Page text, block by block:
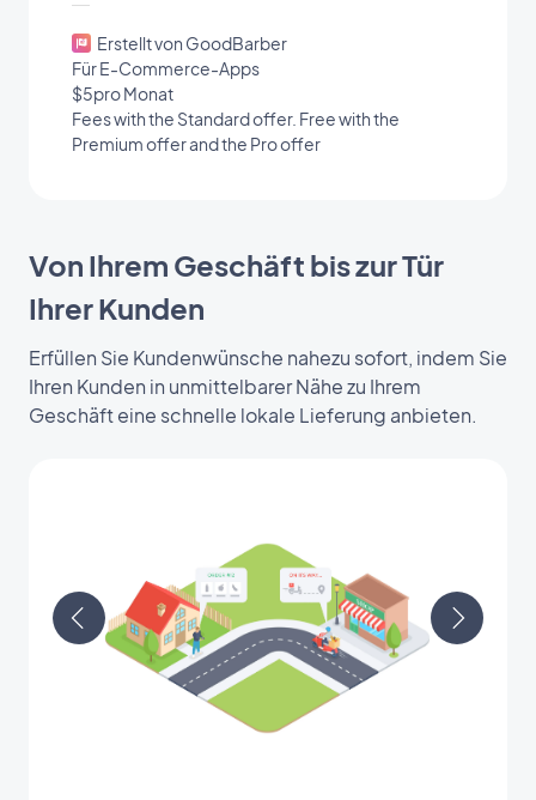
Erstellt von GoodBarber
Für E-Commerce-Apps
$5pro Monat
Fees with the Standard offer. Free with the
Premium offer and the Pro offer
Von Ihrem Geschäft bis zur Tür
Ihrer Kunden
Erfüllen Sie Kundenwünsche nahezu sofort, indem Sie
Ihren Kunden in unmittelbarer Nähe zu Ihrem
Geschäft eine schnelle lokale Lieferung anbieten.